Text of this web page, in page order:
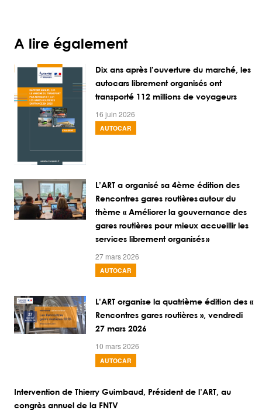
A lire également
Dix ans après l’ouverture du marché, les
autocars librement organisés ont
transporté 112 millions de voyageurs
16 juin 2026
AUTOCAR
L’ART a organisé sa 4ème édition des
Rencontres gares routières autour du
thème « Améliorer la gouvernance des
gares routières pour mieux accueillir les
services librement organisés »
27 mars 2026
AUTOCAR
L’ART organise la quatrième édition des «
Rencontres gares routières », vendredi
27 mars 2026
10 mars 2026
AUTOCAR
Intervention de Thierry Guimbaud, Président de l’ART, au
congrès annuel de la FNTV